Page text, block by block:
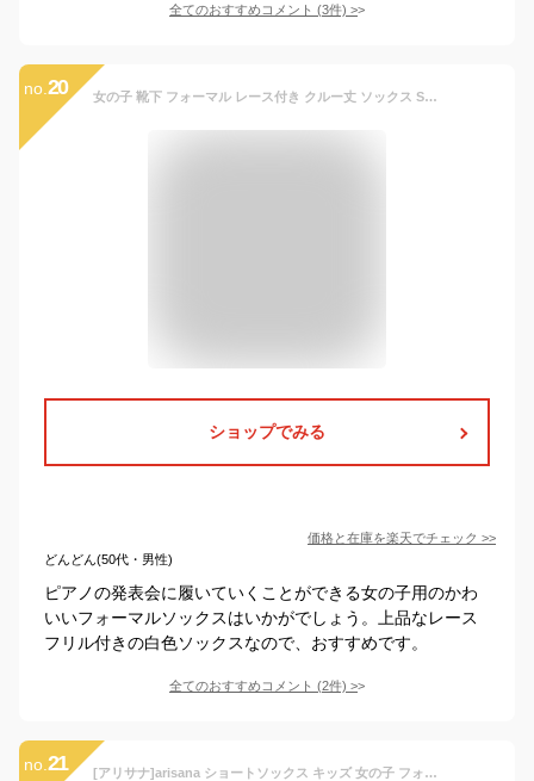
全てのおすすめコメント (3件) >
no. 20 女の子 靴下 フォーマル レース付き クルー丈 ソックス S〜LL (子供 キッズ ショートソックス 白 フリル レース かわいい 発表会 入学式 入園 卒園)
ショップでみる
価格と在庫を楽天でチェック >>
どんどん(50代・男性)
ピアノの発表会に履いていくことができる女の子用のかわ
いいフォーマルソックスはいかがでしょう。上品なレース
フリル付きの白色ソックスなので、おすすめです。
全てのおすすめコメント (2件) >
no. 21 [アリサナ]arisana ショートソックス キッズ 女の子 フォーマル 靴下 白 黒 スクール フリフリレース靴下 白 M ショート